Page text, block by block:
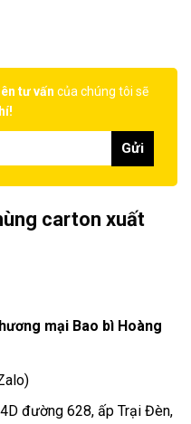
tư vấn của chúng tôi sẽ
carton xuất
mại Bao bì Hoàng
đường 628, ấp Trại Đèn,